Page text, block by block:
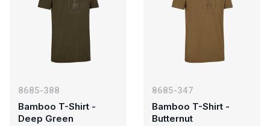
8685-388
Bamboo T-Shirt -
Deep Green
8685-347
Bamboo T-Shirt -
Butternut